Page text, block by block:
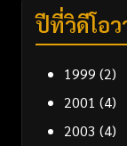
ปีที่วิดีโอ
1999 (2)
2001 (4)
2003 (4)